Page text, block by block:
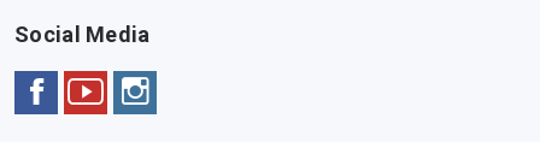
Social Media